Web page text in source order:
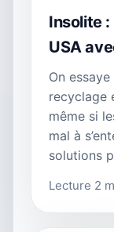
Insolite
USA
On
recyclage
même si
mal à
solutions
Lecture 2